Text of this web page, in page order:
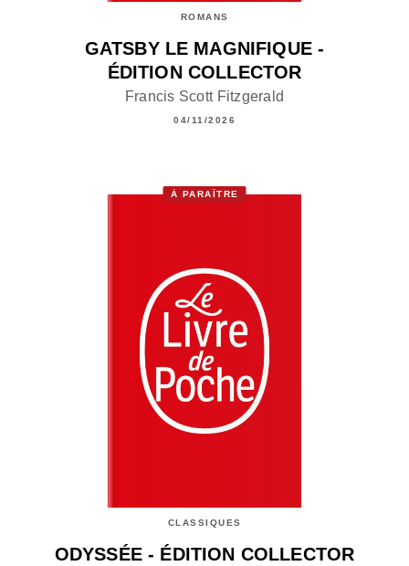
ROMANS
GATSBY LE MAGNIFIQUE -
ÉDITION COLLECTOR
Francis Scott Fitzgerald
04/11/2026
À PARAÎTRE
CLASSIQUES
ODYSSÉE - ÉDITION COLLECTOR